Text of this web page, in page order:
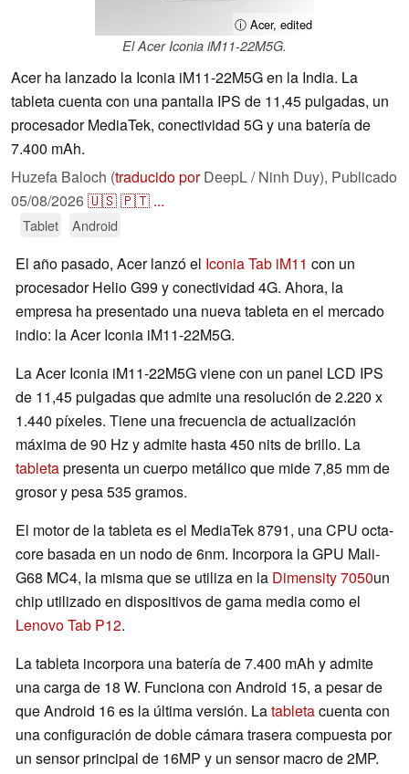
ⓘ Acer, edited
El Acer Iconia iM11-22M5G.
Acer ha lanzado la Iconia iM11-22M5G en la India. La
tableta cuenta con una pantalla IPS de 11,45 pulgadas, un
procesador MediaTek, conectividad 5G y una batería de
7.400 mAh.
Huzefa Baloch (traducido porDeepL / Ninh Duy), Publicado
05/08/2026🇺🇸🇵🇹 ...
Tablet Android
El año pasado, Acer lanzó el Iconia Tab iM11 con un
procesador Helio G99 y conectividad 4G. Ahora, la
empresa ha presentado una nueva tableta en el mercado
indio: la Acer Iconia iM11-22M5G.
La Acer Iconia iM11-22M5G viene con un panel LCD IPS
de 11,45 pulgadas que admite una resolución de 2.220 x
1.440 píxeles. Tiene una frecuencia de actualización
máxima de 90 Hz y admite hasta 450 nits de brillo. La
tabletapresenta un cuerpo metálico que mide 7,85 mm de
grosor y pesa 535 gramos.
El motor de la tableta es el MediaTek 8791, una CPU octa-
core basada en un nodo de 6nm. Incorpora la GPU Mali-
G68 MC4, la misma que se utiliza en la Dimensity 7050un
chip utilizado en dispositivos de gama media como el
Lenovo Tab P12.
La tableta incorpora una batería de 7.400 mAh y admite
una carga de 18 W. Funciona con Android 15, a pesar de
que Android 16 es la última versión. Latabletacuenta con
una configuración de doble cámara trasera compuesta por
un sensor principal de 16MP y un sensor macro de 2MP.